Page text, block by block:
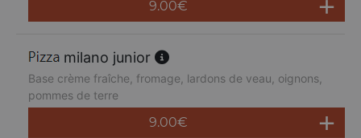
9.00€
milano junior
Base crème fraîche, fromage, lardons de veau, oignons,
pommes de terre
9.00€